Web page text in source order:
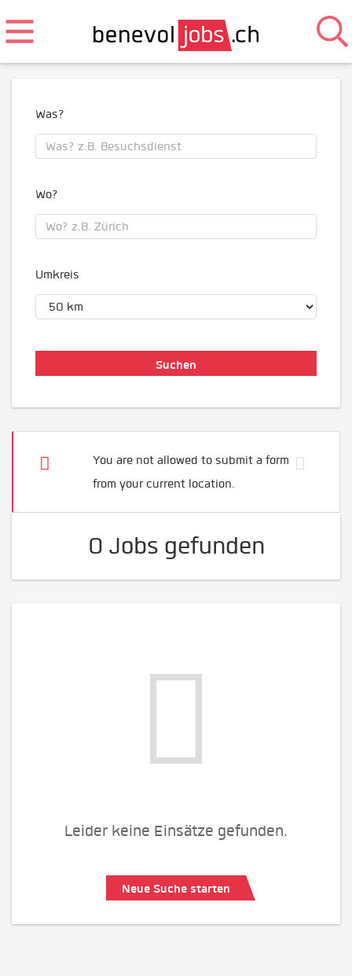
Was?
Wo?
Umkreis
You are not allowed to submit a form
from your current location.
0 Jobs gefunden
Leider keine Einsätze gefunden.
Neue Suche starten